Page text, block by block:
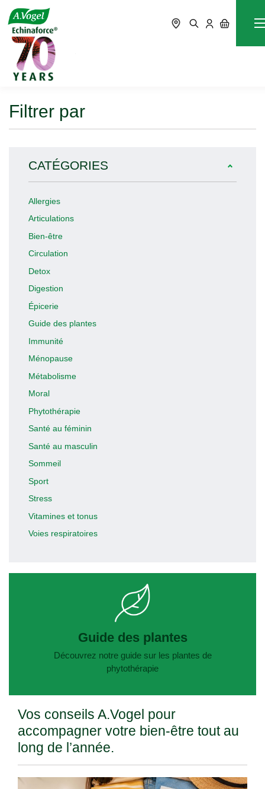
Accueil
Vos conseils A.Vogel pour
accompagner votre bien-être tout au
long de l’année.
Filtrer par
CATÉGORIES
Allergies
Articulations
Bien-être
Circulation
Detox
Digestion
Épicerie
Guide des plantes
Immunité
Ménopause
Métabolisme
Moral
Phytothérapie
Santé au féminin
Santé au masculin
Sommeil
Sport
Stress
Vitamines et tonus
Voies respiratoires
Guide des plantes
Découvrez notre guide sur les plantes de
phytothérapie